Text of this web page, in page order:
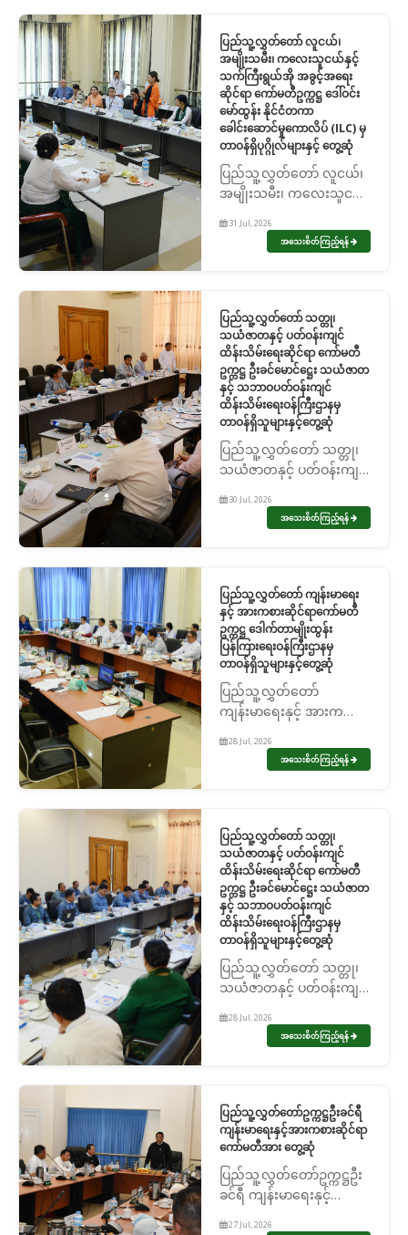
ပြည်နယ် အစိုးရအဖွဲ့တို့နှင့်...
ပြည်သူ့လွှတ်တော် လူငယ်၊
အမျိုးသမီး၊ ကလေးသူငယ်နှင့်
သက်ကြီးရွယ်အို အခွင့်အရေး
ဆိုင်ရာ ကော်မတီဥက္ကဋ္ဌ ဒေါ်ဝင်း
မော်ထွန်း နိုင်ငံတကာ
ခေါင်းဆောင်မှုကောလိပ် (ILC) မှ
တာဝန်ရှိပုဂ္ဂိုလ်များနှင့် တွေ့ဆုံ
ပြည်သူ့လွှတ်တော် လူငယ်၊
အမျိုးသမီး၊ ကလေးသူငယ်
အခွင့်အရေးဆိုင်ရာ
ကော်မတီဥက္ကဋ္ဌ ဒေါ်ဝင်းမော်
(ILC) မှ တာဝန်ရှိပုဂ္ဂိုလ်
များ...
31 Jul, 2026
အသေးစိတ်ကြည့်ရန်
ပြည်သူ့လွှတ်တော် သတ္တု၊
သယံဇာတနှင့် ပတ်ဝန်းကျင်
ထိန်းသိမ်းရေးဆိုင်ရာ ကော်မတီ
ဥက္ကဋ္ဌ ဦးခင်မောင်ဋ္ဌေး သယံဇာတ
နှင့် သဘာဝပတ်ဝန်းကျင်
ထိန်းသိမ်းရေးဝန်ကြီးဌာနမှ
တာဝန်ရှိသူများနှင့်တွေ့ဆုံ
ပြည်သူ့လွှတ်တော် သတ္တု၊
သယံဇာတနှင့် ပတ်ဝန်းကျင်
ကော်မတီဥက္ကဋ္ဌ ဦးခင်မောင်
ဋ္ဌေး သယံဇာတနှင့် သဘာ
သူများနှင့်တွေ...
30 Jul, 2026
အသေးစိတ်ကြည့်ရန်
ပြည်သူ့လွှတ်တော် ကျန်းမာရေး
နှင့် အားကစားဆိုင်ရာကော်မတီ
ဥက္ကဋ္ဌ ဒေါက်တာမျိုးထွန်း
ပြန်ကြားရေးဝန်ကြီးဌာနမှ
တာဝန်ရှိသူများနှင့်တွေ့ဆုံ
ပြည်သူ့လွှတ်တော်
ကျန်းမာရေးနှင့် အားကစား
ဒေါက်တာမျိုးထွန်း
ပြန်ကြားရေးဝန်ကြီးဌာနမှ
28 Jul, 2026
အသေးစိတ်ကြည့်ရန်
ပြည်သူ့လွှတ်တော် သတ္တု၊
သယံဇာတနှင့် ပတ်ဝန်းကျင်
ထိန်းသိမ်းရေးဆိုင်ရာ ကော်မတီ
ဥက္ကဋ္ဌ ဦးခင်မောင်ဋ္ဌေး သယံဇာတ
နှင့် သဘာဝပတ်ဝန်းကျင်
ထိန်းသိမ်းရေးဝန်ကြီးဌာနမှ
တာဝန်ရှိသူများနှင့်တွေ့ဆုံ
ပြည်သူ့လွှတ်တော် သတ္တု၊
သယံဇာတနှင့် ပတ်ဝန်းကျင်
ကော်မတီဥက္ကဋ္ဌ ဦးခင်မောင်
ဋ္ဌေး သယံဇာတနှင့် သဘာ
သူများနှင့်တွေ့ဆု...
28 Jul, 2026
အသေးစိတ်ကြည့်ရန်
ပြည်သူ့လွှတ်တော်ဥက္ကဋ္ဌဦးခင်ရီ
ကျန်းမာရေးနှင့်အားကစားဆိုင်ရာ
ကော်မတီအား တွေ့ဆုံ
ပြည်သူ့လွှတ်တော်ဥက္ကဋ္ဌဦး
ခင်ရီ ကျန်းမာရေးနှင့်
27 Jul, 2026